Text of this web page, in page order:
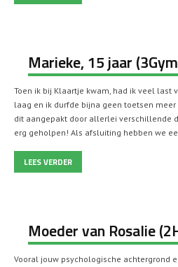
Marieke, 15 jaar
Toen ik bij Klaartje kwam, had ik veel last
laag en ik durfde bijna geen toetsen
dit aangepakt door allerlei verschillende
erg geholpen! Als afsluiting hebben we
LEES VERDER
Moeder van Rosalie
Vooral jouw psychologische achtergrond